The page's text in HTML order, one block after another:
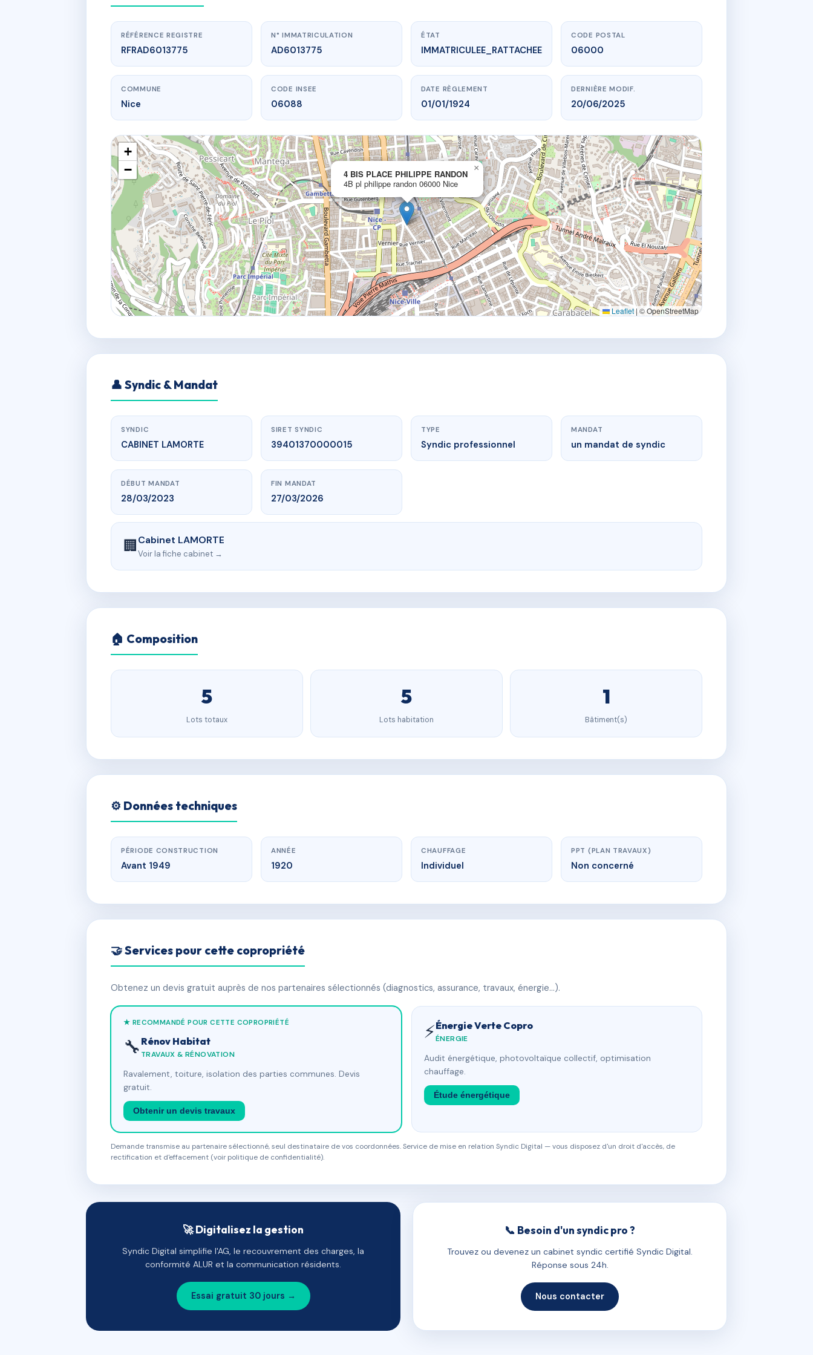
www.vme.plus/AD6013775
4 BIS PLACE PHILIPPE RANDON
4B pl philippe randon06000 Nice
RÉFÉRENCE REGISTRE
RFRAD6013775
N° IMMATRICULATION
AD6013775
ÉTAT
IMMATRICULEE_RATTACHEE
CODE POSTAL
06000
COMMUNE
Nice
CODE INSEE
06088
DATE RÈGLEMENT
01/01/1924
DERNIÈRE MODIF.
20/06/2025
4 BIS PLACE PHILIPPE RANDON
4B pl philippe randon 06000 Nice
×
+
−
Leaflet | © OpenStreetMap
👤 Syndic & Mandat
SYNDIC
CABINET LAMORTE
SIRET SYNDIC
39401370000015
TYPE
Syndic professionnel
MANDAT
un mandat de syndic
DÉBUT MANDAT
28/03/2023
FIN MANDAT
27/03/2026
🏢Cabinet LAMORTE
Voir la fiche cabinet →
🏠 Composition
5
Lots totaux
5
Lots habitation
1
Bâtiment(s)
⚙️ Données techniques
PÉRIODE CONSTRUCTION
Avant 1949
ANNÉE
1920
CHAUFFAGE
Individuel
PPT (PLAN TRAVAUX)
Non concerné
🤝 Services pour cette copropriété
Obtenez un devis gratuit auprès de nos partenaires sélectionnés (diagnostics, assurance, travaux, énergie…).
★ RECOMMANDÉ POUR CETTE COPROPRIÉTÉ
🔧 Rénov Habitat
TRAVAUX & RÉNOVATION
Ravalement, toiture, isolation des parties communes. Devis
gratuit.
Obtenir un devis travaux
⚡Énergie Verte Copro
ÉNERGIE
Audit énergétique, photovoltaïque collectif, optimisation
chauffage.
Étude énergétique
Demande transmise au partenaire sélectionné, seul destinataire de vos coordonnées. Service de mise en relation Syndic Digital — vous disposez d'un droit d'accès, de
rectification et d'effacement (voir politique de confidentialité).
🚀 Digitalisez la gestion
Syndic Digital simplifie l'AG, le recouvrement des charges, la
conformité ALUR et la communication résidents.
Essai gratuit 30 jours →
📞 Besoin d'un syndic pro ?
Trouvez ou devenez un cabinet syndic certifié Syndic Digital.
Réponse sous 24h.
Nous contacter